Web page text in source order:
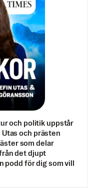
och politik uppstår
och prästen
som delar
det djupt
podd för dig som vill